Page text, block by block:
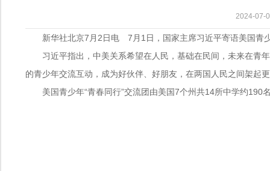
2024-07-
新华社北京7月2日电 7月1日，国家主席习近平寄语美国青
习近平指出，中美关系希望在人民，基础在民间，未来在青
的青少年交流互动，成为好伙伴、好朋友，在两国人民之间架起
美国青少年“青春同行”交流团由美国7个州共14所中学约